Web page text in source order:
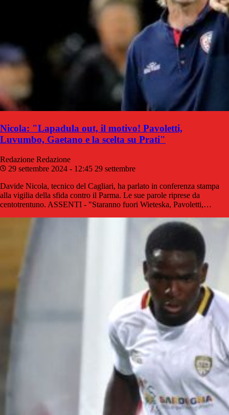
Nicola: "Lapadula out, il motivo! Pavoletti,
Luvumbo, Gaetano e la scelta su Prati"
Redazione Redazione
29 settembre 2024 - 12:45 29 settembre
Davide Nicola, tecnico del Cagliari, ha parlato in conferenza stampa
alla vigilia della sfida contro il Parma. Le sue parole riprese da
centotrentuno. ASSENTI - "Staranno fuori Wieteska, Pavoletti,…